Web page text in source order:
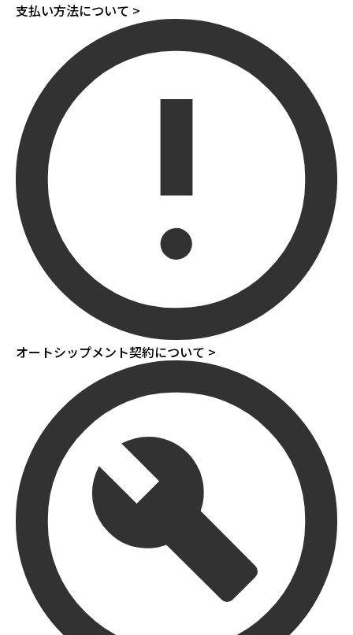
支払い方法について >
オートシップメント契約について >